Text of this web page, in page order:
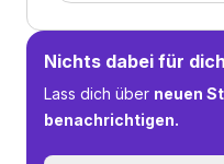
Nichts dabei für
Lass dich über neuen
benachrichtigen.